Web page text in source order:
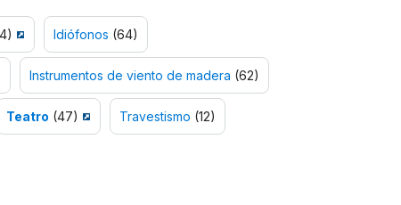
Idiófonos (64)
Instrumentos de viento de madera (62)
Teatro (47) Travestismo (12)